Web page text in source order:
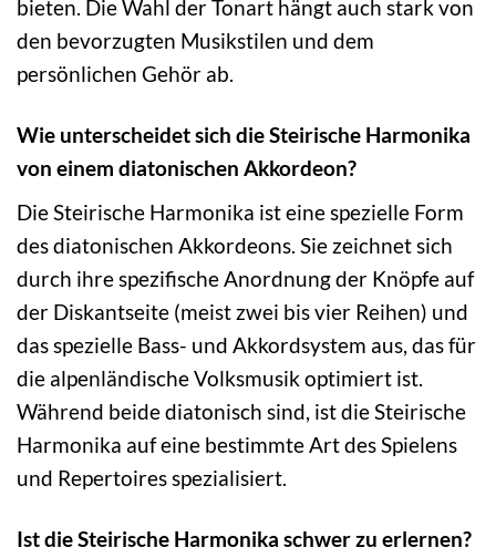
bieten. Die Wahl der Tonart hängt auch stark von
den bevorzugten Musikstilen und dem
persönlichen Gehör ab.
Wie unterscheidet sich die Steirische Harmonika
von einem diatonischen Akkordeon?
Die Steirische Harmonika ist eine spezielle Form
des diatonischen Akkordeons. Sie zeichnet sich
durch ihre spezifische Anordnung der Knöpfe auf
der Diskantseite (meist zwei bis vier Reihen) und
das spezielle Bass- und Akkordsystem aus, das für
die alpenländische Volksmusik optimiert ist.
Während beide diatonisch sind, ist die Steirische
Harmonika auf eine bestimmte Art des Spielens
und Repertoires spezialisiert.
Ist die Steirische Harmonika schwer zu erlernen?